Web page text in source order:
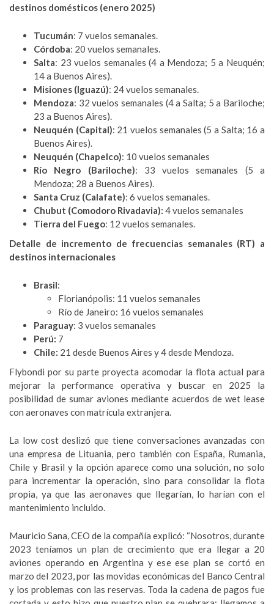
destinos domésticos (enero 2025)
Tucumán: 7 vuelos semanales.
Córdoba: 20 vuelos semanales.
Salta: 23 vuelos semanales (4 a Mendoza; 5 a Neuquén;
14 a Buenos Aires).
Misiones (Iguazú): 24 vuelos semanales.
Mendoza: 32 vuelos semanales (4 a Salta; 5 a Bariloche;
23 a Buenos Aires).
Neuquén (Capital): 21 vuelos semanales (5 a Salta; 16 a
Buenos Aires).
Neuquén (Chapelco): 10 vuelos semanales
Río Negro (Bariloche): 33 vuelos semanales (5 a
Mendoza; 28 a Buenos Aires).
Santa Cruz (Calafate): 6 vuelos semanales.
Chubut (Comodoro Rivadavia): 4 vuelos semanales
Tierra del Fuego: 12 vuelos semanales.
Detalle de incremento de frecuencias semanales (RT) a
destinos internacionales
Brasil:
Florianópolis: 11 vuelos semanales
Río de Janeiro: 16 vuelos semanales
Paraguay: 3 vuelos semanales
Perú: 7
Chile: 21 desde Buenos Aires y 4 desde Mendoza.
Flybondi por su parte proyecta acomodar la flota actual para
mejorar la performance operativa y buscar en 2025 la
posibilidad de sumar aviones mediante acuerdos de wet lease
con aeronaves con matrícula extranjera.
La low cost deslizó que tiene conversaciones avanzadas con
una empresa de Lituania, pero también con España, Rumania,
Chile y Brasil y la opción aparece como una solución, no solo
para incrementar la operación, sino para consolidar la flota
propia, ya que las aeronaves que llegarían, lo harían con el
mantenimiento incluido.
Mauricio Sana, CEO de la compañía explicó: “Nosotros, durante
2023 teníamos un plan de crecimiento que era llegar a 20
aviones operando en Argentina y ese ese plan se cortó en
marzo del 2023, por las movidas económicas del Banco Central
y los problemas con las reservas. Toda la cadena de pagos fue